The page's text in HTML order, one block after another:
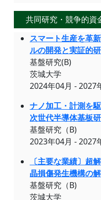
共同研究・競争的資
スマート生産を革
ルの開発と実証的
基盤研究(B)
茨城大学
2024年04月 - 2027
ナノ加工・計測を
次世代半導体基板
基盤研究（B)
2023年04月 - 2027
〔主要な業績〕超
晶損傷発生機構の
基盤研究（B)
茨城大学